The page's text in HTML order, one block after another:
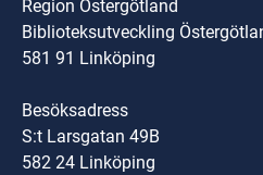
Region Östergötland
Biblioteksutveckling
581 91 Linköping
Besöksadress
S:t Larsgatan 49B
582 24 Linköping